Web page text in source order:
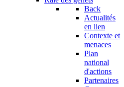
Back
Actualités
en lien
Contexte et
menaces
Plan
national
d'actions
Partenaires